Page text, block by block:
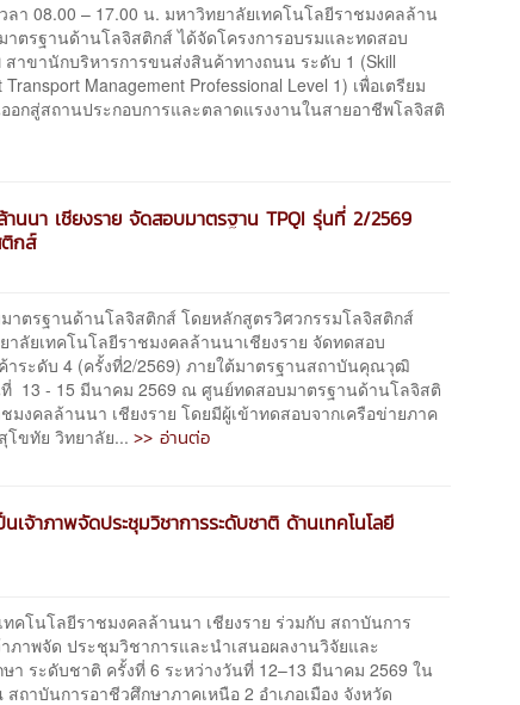
08.00 – 17.00 น. มหาวิทยาลัยเทคโนโลยีราชมงคลล้าน
าตรฐานด้านโลจิสติกส์ ได้จัดโครงการอบรมและทดสอบ
าขานักบริหารการขนส่งสินค้าทางถนน ระดับ 1 (Skill
Management Professional Level 1) เพื่อเตรียม
อกสู่สถานประกอบการและตลาดแรงงานในสายอาชีพโลจิสติ
นนา เชียงราย จัดสอบมาตรฐาน TPQI รุ่นที่ 2/2569
ติกส์
นโลจิสติกส์ โดยหลักสูตรวิศวกรรมโลจิสติกส์
ลัยเทคโนโลยีราชมงคลล้านนาเชียงราย จัดทดสอบ
ระดับ 4 (ครั้งที่2/2569) ภายใต้มาตรฐานสถาบันคุณวุฒิ
13 - 15 มีนาคม 2569 ณ ศูนย์ทดสอบมาตรฐานด้านโลจิสติ
มงคลล้านนา เชียงราย โดยมีผู้เข้าทดสอบจากเครือข่ายภาค
โขทัย วิทยาลัย...>> อ่านต่อ
เจ้าภาพจัดประชุมวิชาการระดับชาติ ด้านเทคโนโลยี
าชมงคลล้านนา เชียงราย ร่วมกับ สถาบันการ
ภาพจัด ประชุมวิชาการและนำเสนอผลงานวิจัยและ
า ระดับชาติ ครั้งที่ 6 ระหว่างวันที่ 12–13 มีนาคม 2569 ใน
ถาบันการอาชีวศึกษาภาคเหนือ 2 อำเภอเมือง จังหวัด